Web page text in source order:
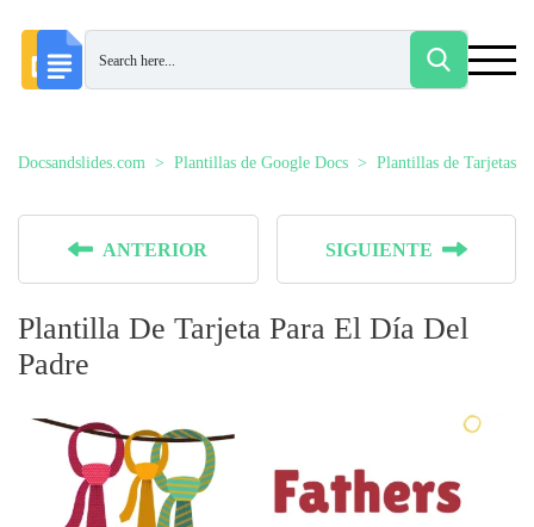
Docsandslides.com Plantillas de Google Docs Plantillas de Tarjetas
ANTERIOR SIGUIENTE
Plantilla De Tarjeta Para El Día Del
Padre